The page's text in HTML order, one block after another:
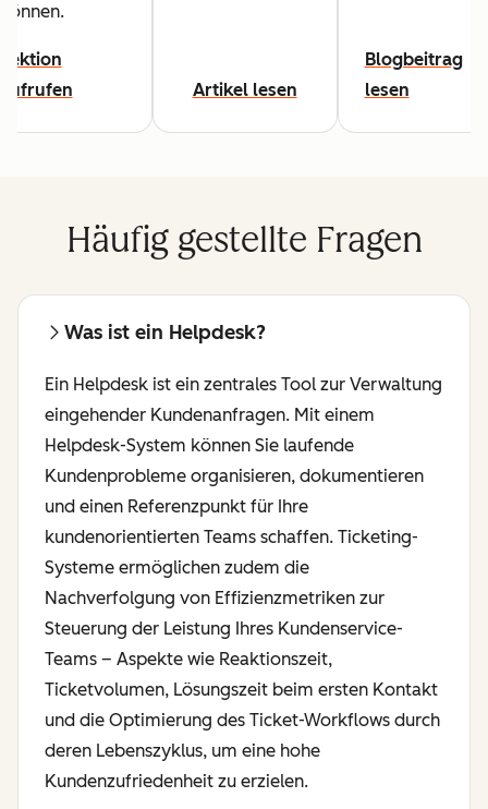
können.
Lektion
aufrufen
Artikel lesen
Blogbeitrag
lesen
Häufig gestellte Fragen
Was ist ein Helpdesk?
Ein Helpdesk ist ein zentrales Tool zur Verwaltung
eingehender Kundenanfragen. Mit einem
Helpdesk-System können Sie laufende
Kundenprobleme organisieren, dokumentieren
und einen Referenzpunkt für Ihre
kundenorientierten Teams schaffen. Ticketing-
Systeme ermöglichen zudem die
Nachverfolgung von Effizienzmetriken zur
Steuerung der Leistung Ihres Kundenservice-
Teams – Aspekte wie Reaktionszeit,
Ticketvolumen, Lösungszeit beim ersten Kontakt
und die Optimierung des Ticket-Workflows durch
deren Lebenszyklus, um eine hohe
Kundenzufriedenheit zu erzielen.